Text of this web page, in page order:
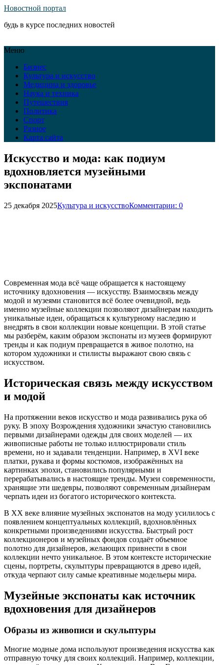
Новостной портал
будь в курсе последних новостей
Меню
Бизнес
Культура и искусство
Медицина и здоровье
Наука и техника
Путешествия
Политика
Спорт
Разное
Карта сайта
Искусство и мода: как подиум
вдохновляется музейными
экспонатами
25 декабря 2025Культура и искусствоКомментарии: 0
Современная мода всё чаще обращается к настоящему
источнику вдохновения — искусству. Взаимосвязь между
модой и музеями становится всё более очевидной, ведь
именно музейные коллекции позволяют дизайнерам находить
уникальные идеи, обращаться к культурному наследию и
внедрять в свои коллекции новые концепции. В этой статье
мы разберём, каким образом экспонаты из музеев формируют
тренды и как подиум превращается в живое полотно, на
котором художники и стилисты выражают свою связь с
искусством.
Историческая связь между искусством
и модой
На протяжении веков искусство и мода развивались рука об
руку. В эпоху Возрождения художники зачастую становились
первыми дизайнерами одежды для своих моделей — их
живописные работы не только иллюстрировали стиль
времени, но и задавали тенденции. Например, в XVI веке
платки, рукава и формы костюмов, изображённых на
картинках эпохи, становились популярными и
перерабатывались в настоящие тренды. Музеи современности,
хранящие эти шедевры, позволяют современным дизайнерам
черпать идеи из богатого исторического контекста.
В ХХ веке влияние музейных экспонатов на моду усилилось с
появлением концептуальных коллекций, вдохновлённых
конкретными произведениями искусства. Быстрый рост
коллекционеров и музейных фондов создаёт объемное
полотно для дизайнеров, желающих привнести в свои
коллекции нечто уникальное. В этом контексте исторические
сцены, портреты, скульптуры превращаются в древо идей,
откуда черпают силу самые креативные модельеры мира.
Музейные экспонаты как источник
вдохновения для дизайнеров
Образы из живописи и скульптуры
Многие модные дома используют произведения искусства как
отправную точку для своих коллекций. Например, коллекции,